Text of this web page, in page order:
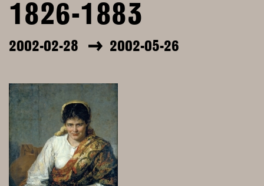
1826-1883
2002-02-28 2002-05-26